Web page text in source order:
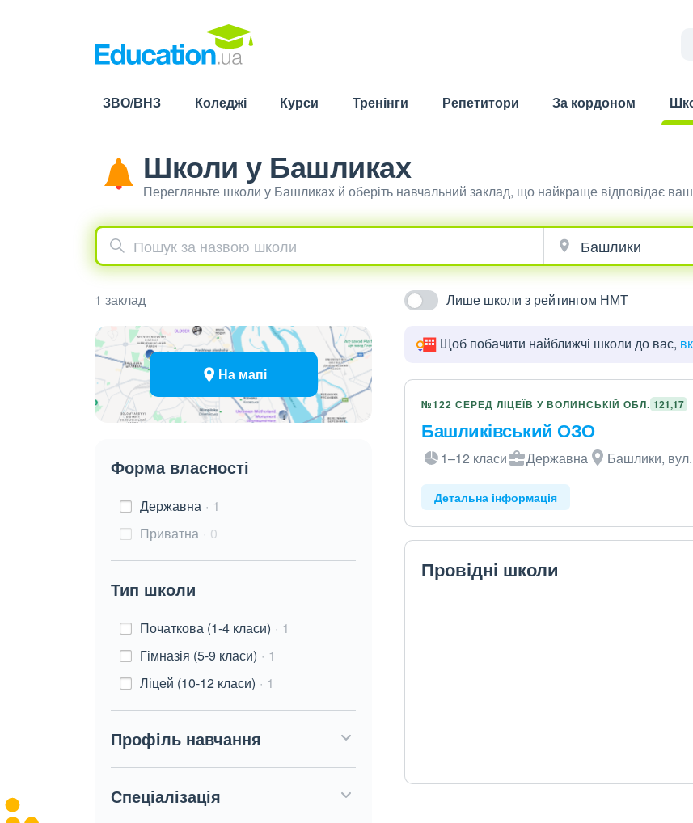
ЗВО/ВНЗ Коледжі Курси Тренінги Репетитори За кордоном
Школи у Башликах
Перегляньте школи у Башликах й оберіть навчальний заклад, що найкраще відповідає
1 заклад Лише школи з рейтингом НМТ
На мапі
Форма власності
Державна
1
Приватна
0
Тип школи
Початкова (1-4 класи)
1
Гімназія (5-9 класи)
1
Ліцей (10-12 класи)
1
Профіль навчання
Спеціалізація
Щоб побачити найближчі школи до вас,
№122 СЕРЕД ЛІЦЕЇВ У ВОЛИНСЬКІЙ ОБЛ. 121,17
Башликівський ОЗО
1–12 класи Державна Башлики,
Детальна інформація
Провідні школи